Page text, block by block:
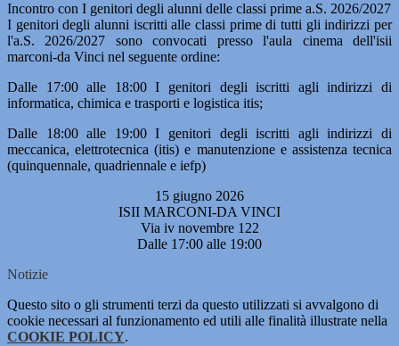
Incontro con I genitori degli alunni delle classi prime a.S. 2026/2027
I genitori degli alunni iscritti alle classi prime di tutti gli indirizzi per
l'a.S. 2026/2027 sono convocati presso l'aula cinema dell'isii
marconi-da Vinci nel seguente ordine:
Dalle 17:00 alle 18:00 I genitori degli iscritti agli indirizzi di
informatica, chimica e trasporti e logistica itis;
Dalle 18:00 alle 19:00 I genitori degli iscritti agli indirizzi di
meccanica, elettrotecnica (itis) e manutenzione e assistenza tecnica
(quinquennale, quadriennale e iefp)
15 giugno 2026
ISII MARCONI-DA VINCI
Via iv novembre 122
Dalle 17:00 alle 19:00
Notizie
Questo sito o gli strumenti terzi da questo utilizzati si avvalgono di
cookie necessari al funzionamento ed utili alle finalità illustrate nella
COOKIE POLICY.